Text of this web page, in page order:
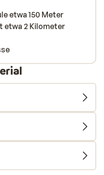
etwa 150 Meter
etwa 2 Kilometer